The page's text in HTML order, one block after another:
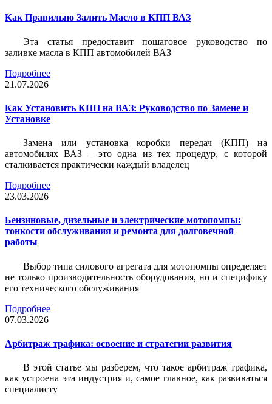
Как Правильно Залить Масло в КПП ВАЗ
Эта статья предоставит пошаговое руководство по
заливке масла в КПП автомобилей ВАЗ
Подробнее
21.07.2026
Как Установить КПП на ВАЗ: Руководство по Замене и
Установке
Замена или установка коробки передач (КПП) на
автомобилях ВАЗ – это одна из тех процедур, с которой
сталкивается практически каждый владелец
Подробнее
23.03.2026
Бензиновые, дизельные и электрические мотопомпы:
тонкости обслуживания и ремонта для долговечной
работы
Выбор типа силового агрегата для мотопомпы определяет
не только производительность оборудования, но и специфику
его технического обслуживания
Подробнее
07.03.2026
Арбитраж трафика: освоение и стратегии развития
В этой статье мы разберем, что такое арбитраж трафика,
как устроена эта индустрия и, самое главное, как развиваться
специалисту